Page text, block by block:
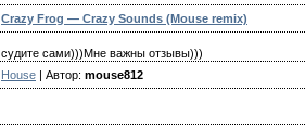
Crazy Frog — Crazy Sounds (Mouse remix)
судите сами)))Мне важны отзывы)))
House | Автор: mouse812